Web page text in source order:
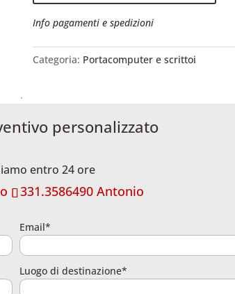
Info pagamenti e spedizioni
Categoria: Portacomputer e scrittoi
personalizzato
entro 24 ore
331.3586490 Antonio
Email*
Luogo di destinazione*